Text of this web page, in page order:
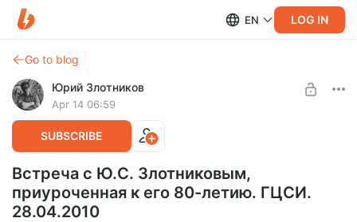
EN LOG IN
Go to blog
Юрий Злотников
Apr 14 06:59
SUBSCRIBE
Встреча с Ю.С. Злотниковым,
приуроченная к его 80-летию. ГЦСИ.
28.04.2010